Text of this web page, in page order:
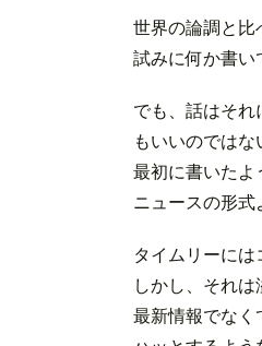
世界の論調と比
試みに何か書い
でも、話はそれ
もいいのではな
最初に書いたよ
ニュースの形
タイムリーには
しかし、それ
最新情報でなく